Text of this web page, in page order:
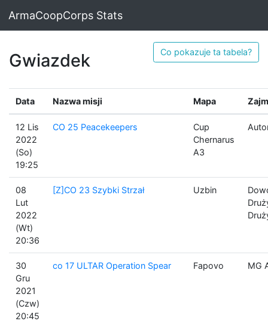
ArmaCoopCorps Stats
Gwiazdek Co pokazuje ta tabela?
Data Nazwa misji Mapa
12 Lis
2022
(So)
19:25
CO 25 Peacekeepers
Cup
Chernarus
A3
08
Lut
2022
(Wt)
20:36
[Z]CO 23 Szybki Strzał Uzbin
30
Gru
2021
(Czw)
20:45
co 17 ULTAR Operation Spear Fapovo MG